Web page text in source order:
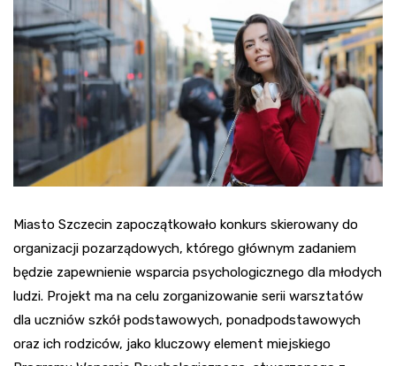
Miasto Szczecin zapoczątkowało konkurs skierowany do
organizacji pozarządowych, którego głównym zadaniem
będzie zapewnienie wsparcia psychologicznego dla młodych
ludzi. Projekt ma na celu zorganizowanie serii warsztatów
dla uczniów szkół podstawowych, ponadpodstawowych
oraz ich rodziców, jako kluczowy element miejskiego